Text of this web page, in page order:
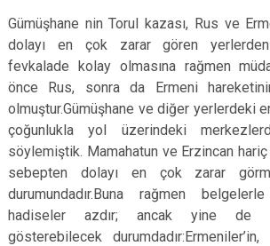
Gümüşhane nin Torul kazası, Rus ve
dolayı en çok zarar gören
fevkalade kolay olmasına rağmen
önce Rus, sonra da Ermeni
olmuştur.Gümüşhane ve diğer yerlerdeki
çoğunlukla yol üzerindeki
söylemiştik. Mamahatun ve Erzincan
sebepten dolayı en çok zarar
durumundadır.Buna rağmen
hadiseler azdır; ancak yine de
gösterebilecek